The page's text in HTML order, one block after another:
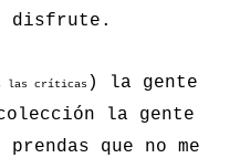
disfrute.
las críticas ) la gente
la gente
que no me